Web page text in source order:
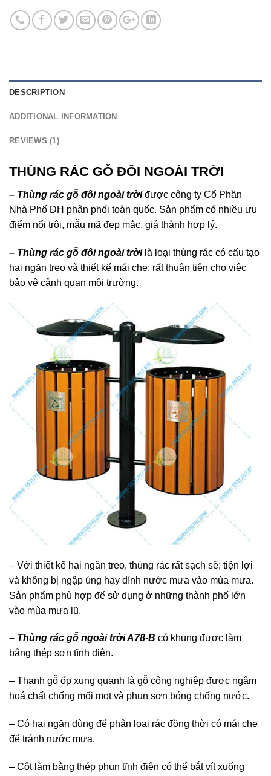
DESCRIPTION
ADDITIONAL INFORMATION
REVIEWS (1)
THÙNG RÁC GỖ ĐÔI NGOÀI TRỜI
– Thùng rác gỗ đôi ngoài trờiđược công ty Cổ Phần
Nhà Phố ĐH phân phối toàn quốc. Sản phẩm có nhiều ưu
điểm nổi trội, mẫu mã đẹp mắc, giá thành hợp lý.
– Thùng rác gỗ đôi ngoài trời là loại thùng rác có cấu tạo
hai ngăn treo và thiết kế mái che; rất thuận tiện cho việc
bảo vệ cảnh quan môi trường.
– Với thiết kế hai ngăn treo, thùng rác rất sạch sẽ; tiện lợi
và không bị ngập úng hay dính nước mưa vào mùa mưa.
Sản phẩm phù hợp để sử dụng ở những thành phố lớn
vào mùa mưa lũ.
– Thùng rác gỗ ngoài trời A78-B có khung được làm
bằng thép sơn tĩnh điện.
– Thanh gỗ ốp xung quanh là gỗ công nghiệp được ngâm
hoá chất chống mối mọt và phun sơn bóng chống nước.
– Có hai ngăn dùng để phân loại rác đồng thời có mái che
để tránh nước mưa.
– Cột làm bằng thép phun tĩnh điện có thể bắt vít xuống